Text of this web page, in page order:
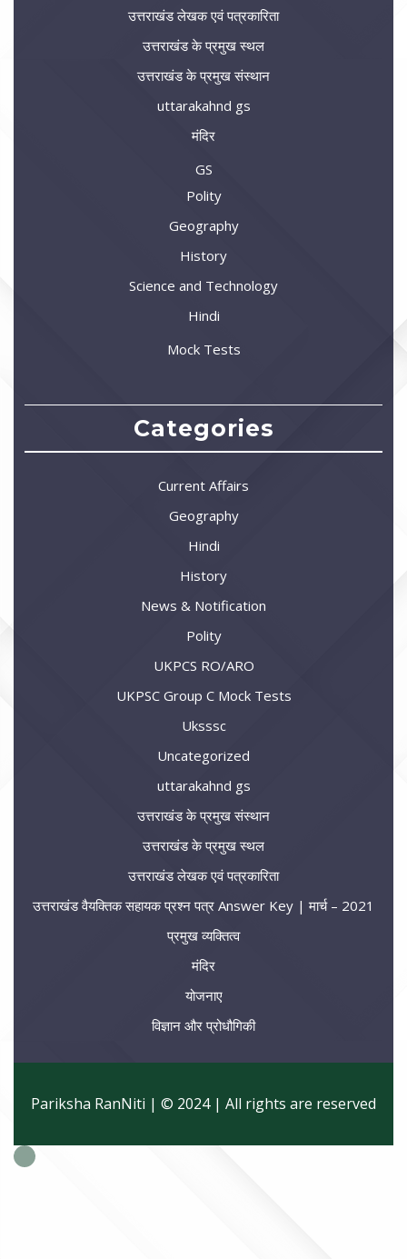
उत्तराखंड लेखक एवं पत्रकारिता
उत्तराखंड के प्रमुख स्थल
उत्तराखंड के प्रमुख संस्थान
uttarakahnd gs
मंदिर
GS
Polity
Geography
History
Science and Technology
Hindi
Mock Tests
Categories
Current Affairs
Geography
Hindi
History
News & Notification
Polity
UKPCS RO/ARO
UKPSC Group C Mock Tests
Uksssc
Uncategorized
uttarakahnd gs
उत्तराखंड के प्रमुख संस्थान
उत्तराखंड के प्रमुख स्थल
उत्तराखंड लेखक एवं पत्रकारिता
उत्तराखंड वैयक्तिक सहायक प्रश्न पत्र Answer Key | मार्च – 2021
प्रमुख व्यक्तित्व
मंदिर
योजनाए
विज्ञान और प्रोधौगिकी
Pariksha RanNiti | © 2024 | All rights are reserved